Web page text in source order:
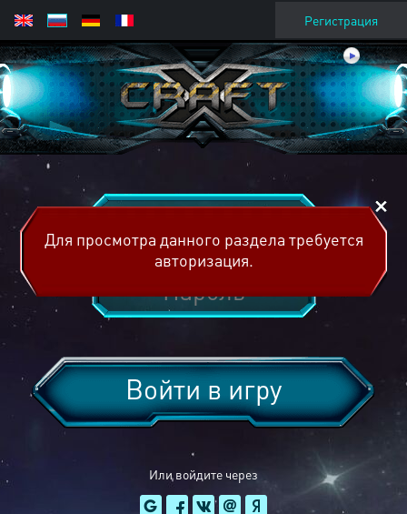
Регистрация
Или войдите через
Войти в игру
Для просмотра данного раздела требуется
авторизация.